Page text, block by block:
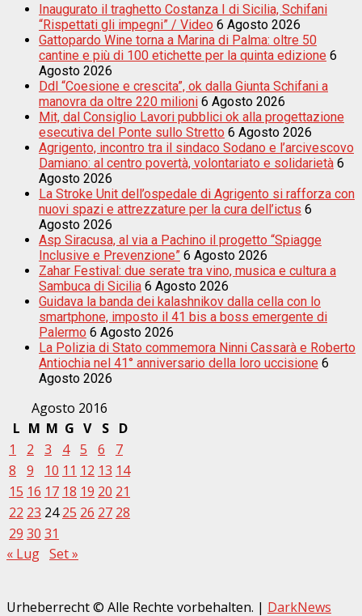
Inaugurato il traghetto Costanza I di Sicilia, Schifani
“Rispettati gli impegni” / Video 6 Agosto 2026
Gattopardo Wine torna a Marina di Palma: oltre 50
cantine e più di 100 etichette per la quinta edizione 6
Agosto 2026
Ddl “Coesione e crescita”, ok dalla Giunta Schifani a
manovra da oltre 220 milioni 6 Agosto 2026
Mit, dal Consiglio Lavori pubblici ok alla progettazione
esecutiva del Ponte sullo Stretto 6 Agosto 2026
Agrigento, incontro tra il sindaco Sodano e l’arcivescovo
Damiano: al centro povertà, volontariato e solidarietà 6
Agosto 2026
La Stroke Unit dell’ospedale di Agrigento si rafforza con
nuovi spazi e attrezzature per la cura dell’ictus 6
Agosto 2026
Asp Siracusa, al via a Pachino il progetto “Spiagge
Inclusive e Prevenzione” 6 Agosto 2026
Zahar Festival: due serate tra vino, musica e cultura a
Sambuca di Sicilia 6 Agosto 2026
Guidava la banda dei kalashnikov dalla cella con lo
smartphone, imposto il 41 bis a boss emergente di
Palermo 6 Agosto 2026
La Polizia di Stato commemora Ninni Cassarà e Roberto
Antiochia nel 41° anniversario della loro uccisione 6
Agosto 2026
Agosto 2016
L M M G V S
D
1
2 3 4 5 6
7
8
9 10 11 12 13 14
15 16 17 18 19 20 21
22 23 24 25 26 27 28
29 30 31
« Lug Set »
Urheberrecht © Alle Rechte vorbehalten. | DarkNews